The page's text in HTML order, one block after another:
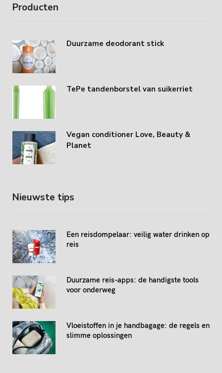
Producten
Duurzame deodorant stick
TePe tandenborstel van suikerriet
Vegan conditioner Love, Beauty &
Planet
Nieuwste tips
Een reisdompelaar: veilig water drinken op
reis
Duurzame reis-apps: de handigste tools
voor onderweg
Vloeistoffen in je handbagage: de regels en
slimme oplossingen